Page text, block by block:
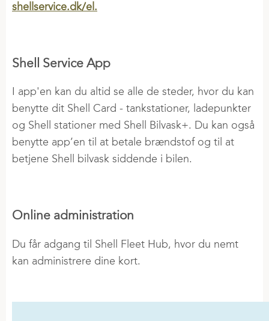
shellservice.dk/el.
Shell Service App
I app'en kan du altid se alle de steder, hvor du kan
benytte dit Shell Card - tankstationer, ladepunkter
og Shell stationer med Shell Bilvask+. Du kan også
benytte app’en til at betale brændstof og til at
betjene Shell bilvask siddende i bilen.
Online administration
Du får adgang til Shell Fleet Hub, hvor du nemt
kan administrere dine kort.